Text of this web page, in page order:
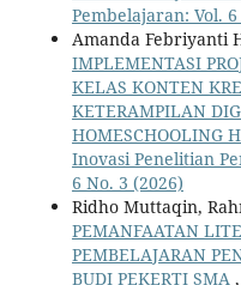
Pembelajaran: Vol.
Amanda Febriyanti
IMPLEMENTASI
KELAS KONTEN
KETERAMPILAN
HOMESCHOOLING
Inovasi Penelitian
6 No. 3 (2026)
Ridho Muttaqin,
PEMANFAATAN
PEMBELAJARAN
BUDI PEKERTI SMA ,